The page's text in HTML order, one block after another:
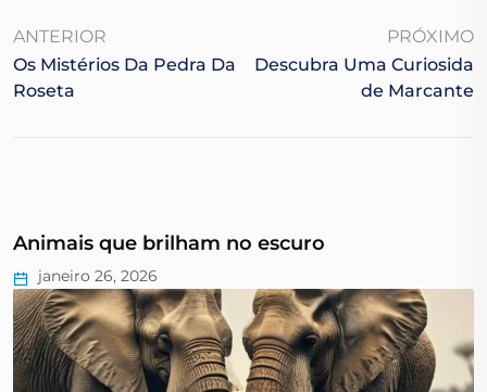
ANTERIOR
Os Mistérios Da Pedra Da
Roseta
PRÓXIMO
Descubra Uma Curiosida
De Marcante
Animais que brilham no escuro
janeiro 26, 2026